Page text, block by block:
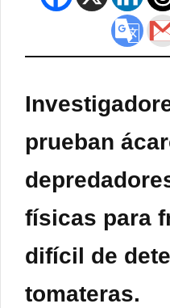
prueban
físicas para
difícil de
tomateras.